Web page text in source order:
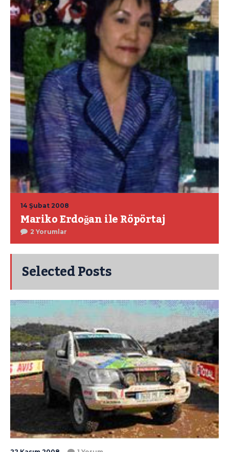
14 Şubat 2008
Mariko Erdoğan ile Röpörtaj
2 Yorumlar
Selected Posts